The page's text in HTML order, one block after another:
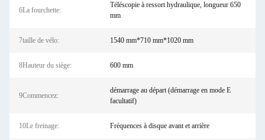
6La fourchette:
Téléscopie à ressort hydraulique, longueur 650
mm
7taille de vélo: 1540 mm*710 mm*1020 mm
8Hauteur du siège: 600 mm
9Commencez:
démarrage au départ (démarrage en mode E
facultatif)
10Le freinage: Fréquences à disque avant et arrière